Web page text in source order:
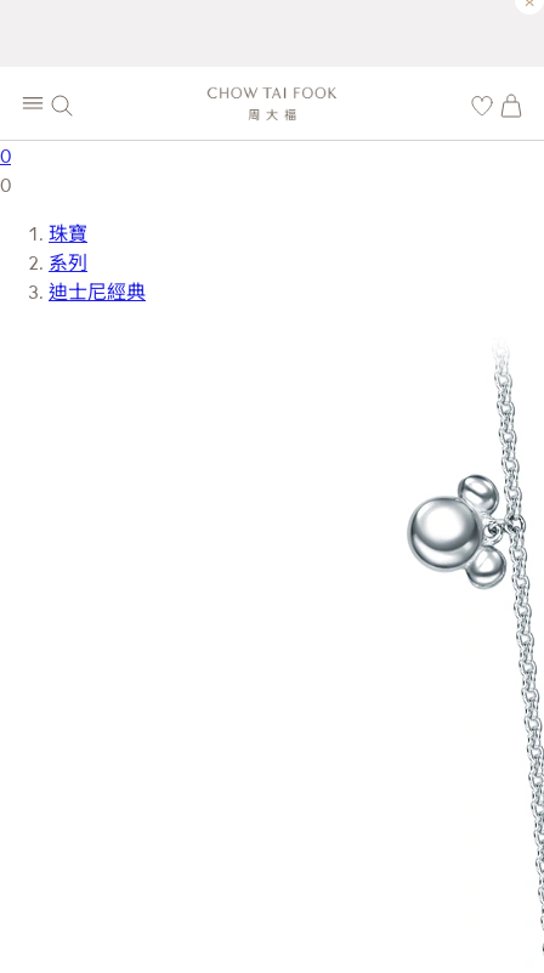
0
0
珠寶
系列
迪士尼經典